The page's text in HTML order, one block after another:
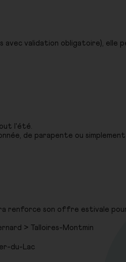
validation obligatoire), elle
l'été.
de parapente ou
renforce son offre estivale
> Talloires-Montmin
du-Lac